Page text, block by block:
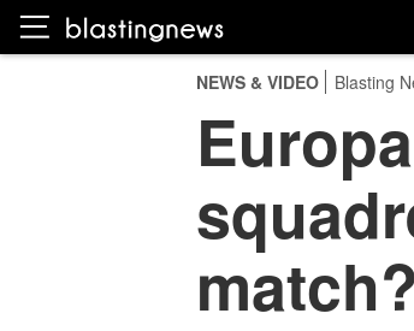
NEWS & VIDEO Blasting
match?